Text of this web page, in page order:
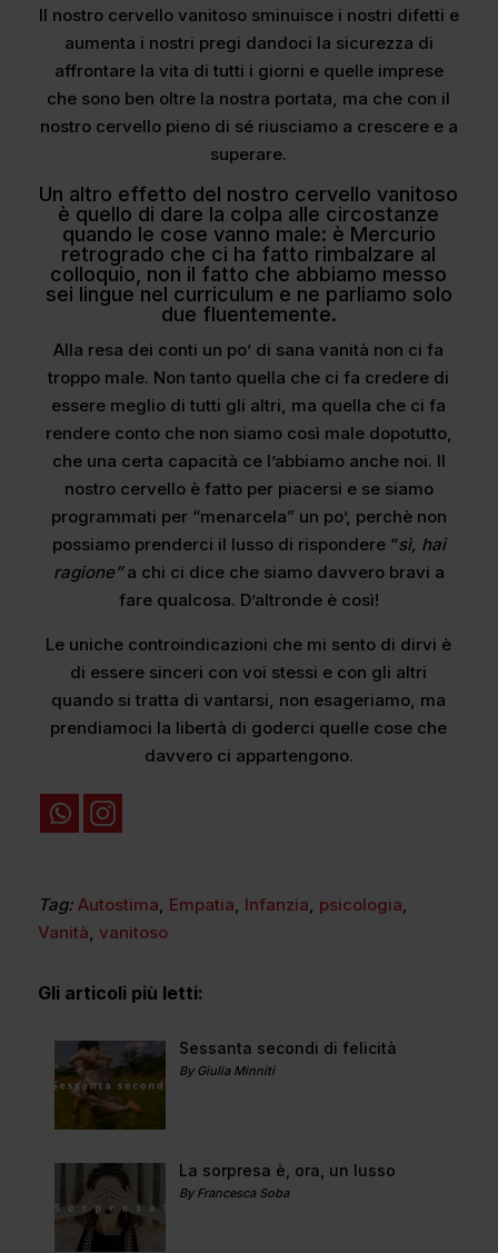
Il nostro cervello vanitoso sminuisce i nostri difetti e
aumenta i nostri pregi dandoci la sicurezza di
affrontare la vita di tutti i giorni e quelle imprese
che sono ben oltre la nostra portata, ma che con il
nostro cervello pieno di sé riusciamo a crescere e a
superare.
Un altro effetto del nostro cervello vanitoso
è quello di dare la colpa alle circostanze
quando le cose vanno male: è Mercurio
retrogrado che ci ha fatto rimbalzare al
colloquio, non il fatto che abbiamo messo
sei lingue nel curriculum e ne parliamo solo
due fluentemente.
Alla resa dei conti un po’ di sana vanità non ci fa
troppo male. Non tanto quella che ci fa credere di
essere meglio di tutti gli altri, ma quella che ci fa
rendere conto che non siamo così male dopotutto,
che una certa capacità ce l’abbiamo anche noi. Il
nostro cervello è fatto per piacersi e se siamo
programmati per “menarcela” un po’, perchè non
possiamo prenderci il lusso di rispondere “sì, hai
ragione”a chi ci dice che siamo davvero bravi a
fare qualcosa. D’altronde è così!
Le uniche controindicazioni che mi sento di dirvi è
di essere sinceri con voi stessi e con gli altri
quando si tratta di vantarsi, non esageriamo, ma
prendiamoci la libertà di goderci quelle cose che
davvero ci appartengono.
Tag: Autostima Empatia Infanzia psicologia
Vanità vanitoso
Gli articoli più letti:
Sessanta secondi di felicità
By Giulia Minniti
La sorpresa è, ora, un lusso
By Francesca Soba